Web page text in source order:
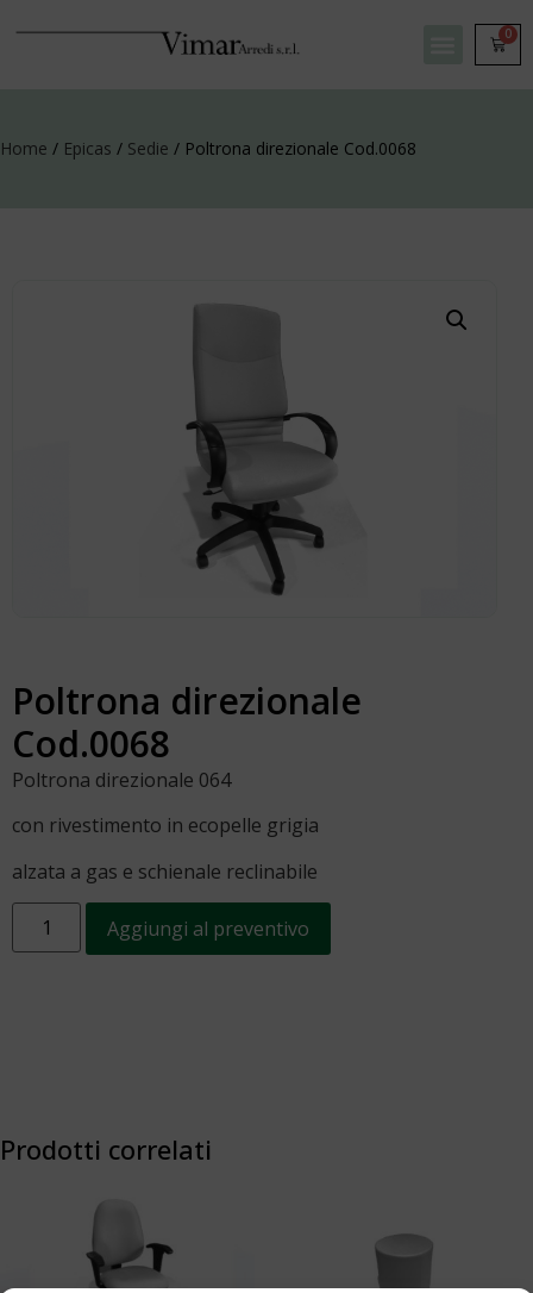
0
Home / Epicas / Sedie / Poltrona direzionale Cod.0068
Poltrona direzionale
Cod.0068
Poltrona direzionale 064
con rivestimento in ecopelle grigia
alzata a gas e schienale reclinabile
Aggiungi al preventivo
Prodotti correlati